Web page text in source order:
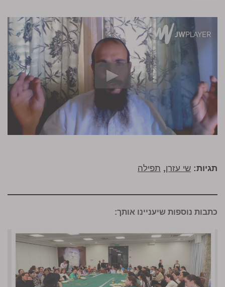
תגיות: שי עזרן, תפילה
כתבות נוספות שיעניינו אותך: